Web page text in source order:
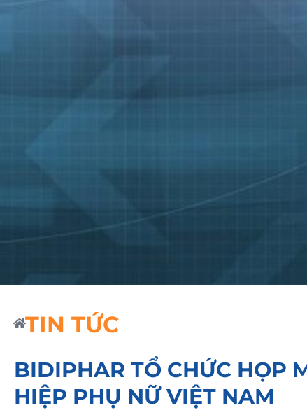
TIN TỨC
BIDIPHAR TỔ CHỨC HỌP
HIỆP PHỤ NỮ VIỆT NAM